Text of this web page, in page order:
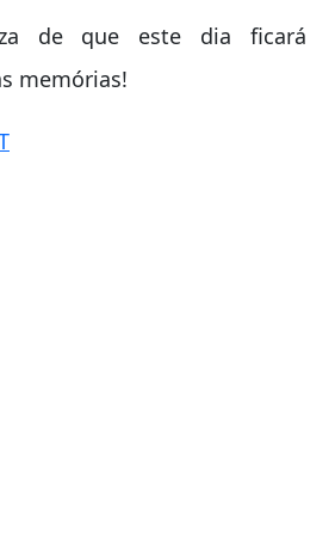
de que este dia ficará
memórias!